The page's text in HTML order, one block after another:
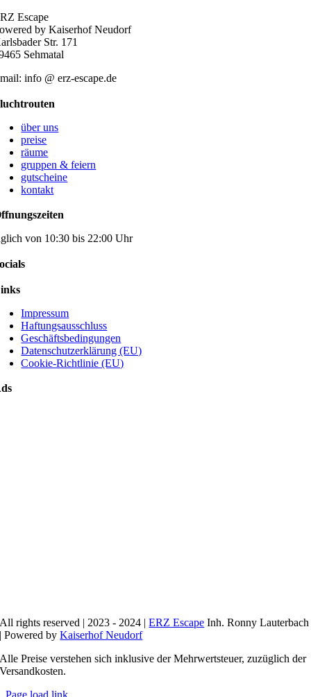
Escape
by Kaiserhof Neudorf
Str. 171
Sehmatal
info @ erz-escape.de
über uns
preise
räume
gruppen & feiern
gutscheine
kontakt
von 10:30 bis 22:00 Uhr
Impressum
Haftungsausschluss
Geschäftsbedingungen
Datenschutzerklärung (EU)
Cookie-Richtlinie (EU)
All rights reserved | 2023 - 2024 |ERZ Escape Inh. Ronny Lauterbach
| Powered byKaiserhof Neudorf
Alle Preise verstehen sich inklusive der Mehrwertsteuer, zuzüglich der
Versandkosten.